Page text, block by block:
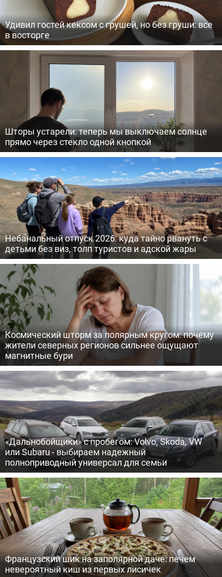
Удивил гостей кексом с грушей, но без груши: все
в восторге
Шторы устарели: теперь мы выключаем солнце
прямо через стекло одной кнопкой
Небанальный отпуск 2026: куда тайно рвануть с
детьми без виз, толп туристов и адской жары
Космический шторм за полярным кругом: почему
жители северных регионов сильнее ощущают
магнитные бури
«Дальнобойщики» с пробегом: Volvo, Skoda, VW
или Subaru - выбираем надежный
полноприводный универсал для семьи
Французский шик на заполярной даче: печем
невероятный киш из первых лисичек